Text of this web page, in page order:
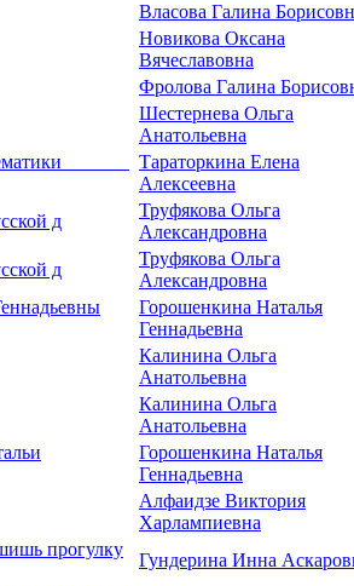
Власова Галина
Новикова Оксана
Вячеславовна
Фролова Галина
Шестернева Ольга
Анатольевна
математики
Тараторкина Елена
Алексеевна
д
Труфякова Ольга
Александровна
д
Труфякова Ольга
Александровна
Горошенкина Наталья
Геннадьевна
Калинина Ольга
Анатольевна
Калинина Ольга
Анатольевна
Горошенкина Наталья
Геннадьевна
Алфаидзе Виктория
Харлампиевна
прогулку
Гундерина Инна